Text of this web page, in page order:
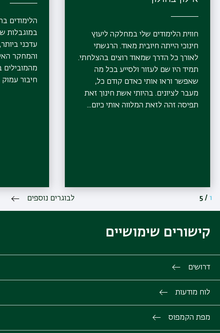
חווית הלימודים שלי במחלקה ליעוץ
חינוכי הייתה חיובית מאוד. הרגשתי
לאורך כל הדרך שמאוד רוצים בהצלחתי.
תמיד היו שם לעזור ולסייע בכל מה
שאפשר וראו אותי כאדם קודם כל,
מעבר לציונים. בהיותי אשת חינוך זאת
תפיסה זהה לזאת המלווה אותי כיום...
הלימודים
במוגבלות
עדכני
והמחקר
חיבור
1
/
5 לבוגרים נוספים
קישורים שימושיים
דרושים
לוח מודעות
מפת הקמפוס